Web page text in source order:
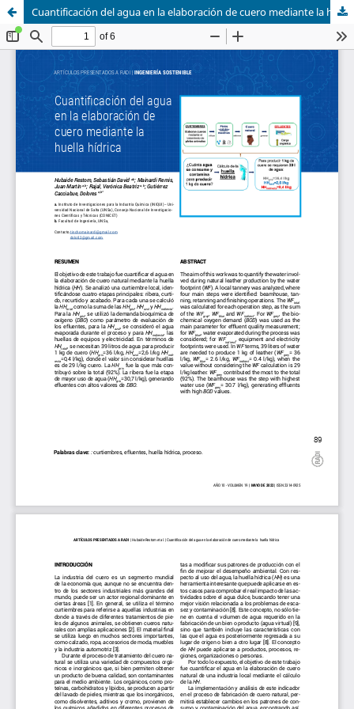
Cuantificación del agua en la elaboración de cuero mediante la huella hídrica